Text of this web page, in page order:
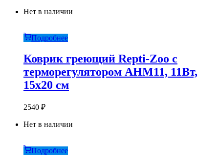
Нет в наличии
Подробнее
Коврик греющий Repti-Zoo с
терморегулятором AHM11, 11Вт,
15х20 см
2540 ₽
Нет в наличии
Подробнее